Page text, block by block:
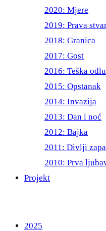
2020: Mjere
2019: Prava
2018: Granica
2017: Gost
2016: Teška
2015: Opstanak
2014: Invazija
2013: Dan i noć
2012: Bajka
2011: Divlji
2010: Prva
Projekt
2025